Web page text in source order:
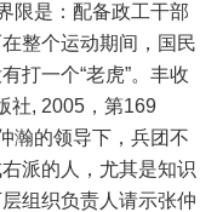
限是：配备政工干部
整个运动期间，国民
打一个“老虎”。丰收
社, 2005，第169
瀚的领导下，兵团不
派的人，尤其是知识
组织负责人请示张仲